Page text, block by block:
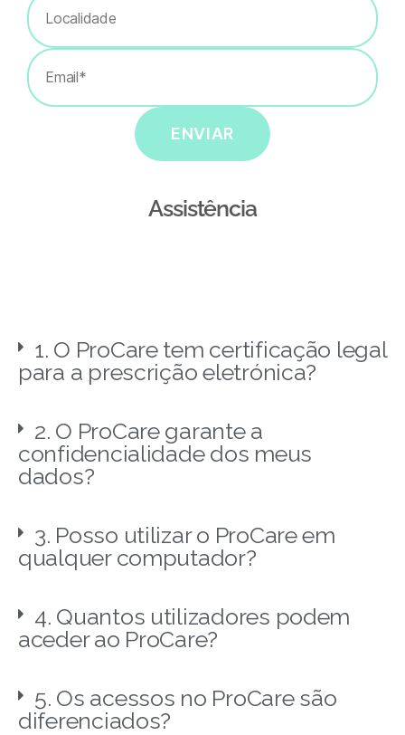
ENVIAR
Assistência
1. O ProCare tem certificação legal
para a prescrição eletrónica?
2. O ProCare garante a
confidencialidade dos meus
dados?
3. Posso utilizar o ProCare em
qualquer computador?
4. Quantos utilizadores podem
aceder ao ProCare?
5. Os acessos no ProCare são
diferenciados?